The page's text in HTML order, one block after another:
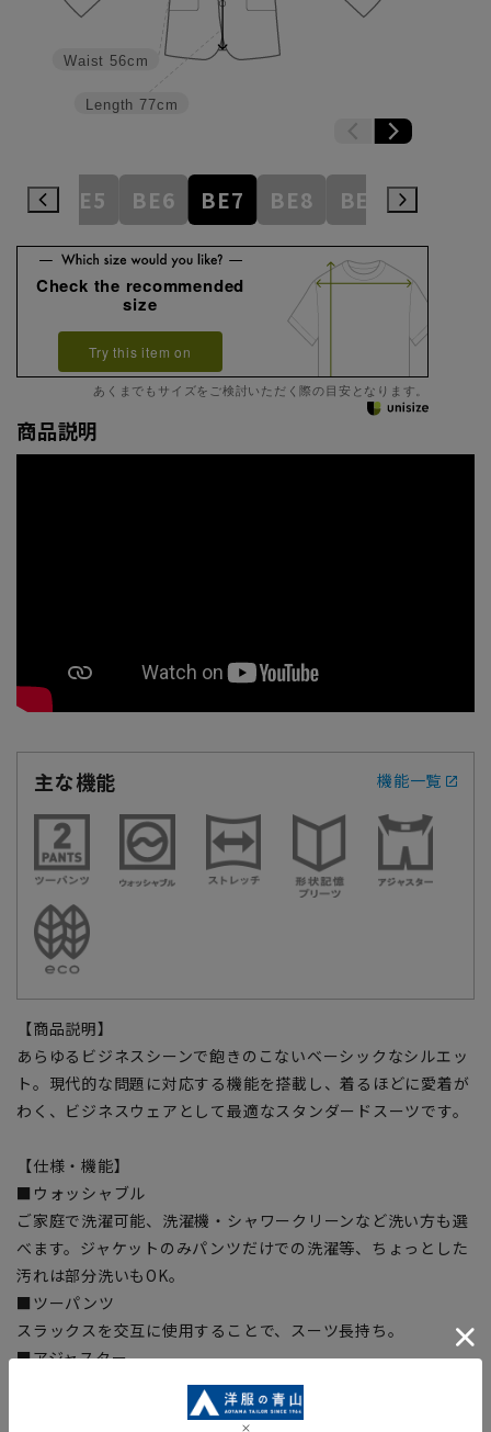
Length 77cm
Waist 56cm
BE5 BE6 BE7 BE8 BE9 BE10
Check the recommended
size
Try this item on
あくまでもサイズをご検討いただく際の目安となります。
商品説明
主な機能 機能一覧
【商品説明】
あらゆるビジネスシーンで飽きのこないベーシックなシルエッ
ト。現代的な問題に対応する機能を搭載し、着るほどに愛着が
わく、ビジネスウェアとして最適なスタンダードスーツです。
【仕様・機能】
■ウォッシャブル
ご家庭で洗濯可能、洗濯機・シャワークリーンなど洗い方も選
べます。ジャケットのみパンツだけでの洗濯等、ちょっとした
汚れは部分洗いもOK。
■ツーパンツ
スラックスを交互に使用することで、スーツ長持ち。
■アジャスター
実寸から前後約6cm可動ちょっとしたウエストの変化に対応し